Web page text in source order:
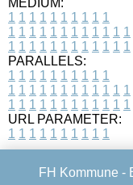
1 1 1 1 1 1 1 1 1 1
1 1 1 1 1 1 1 1 1 1 1 1
1 1 1 1 1 1 1 1 1 1 1 1
PARALLELS:
1 1 1 1 1 1 1 1 1 1
1 1 1 1 1 1 1 1 1 1 1 1
1 1 1 1 1 1 1 1 1 1 1 1
URL PARAMETER:
1 1 1 1 1 1 1 1 1 1
FH Kommune -